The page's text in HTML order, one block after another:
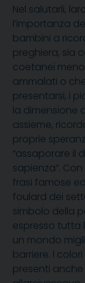
Nel salutarli,
l’importanza
bambini a
preghiera, sia
coetanei
ammalati o
presentarsi, i
la dimensione
assieme,
proprie
“assaporare il
sapienza”.
frasi famose
foulard dei
simbolo della
espresso tutta
un mondo
barriere. I
presenti